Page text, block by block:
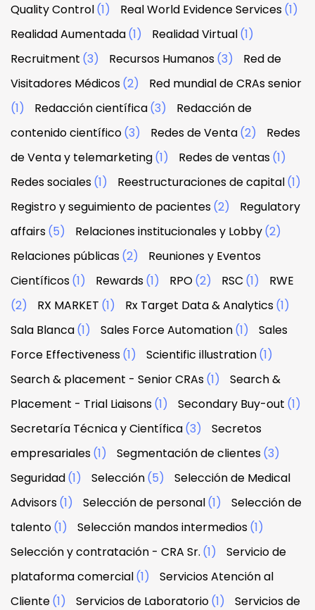
Quality Control(1) Real World Evidence Services(1)
Realidad Aumentada(1) Realidad Virtual(1)
Recruitment (3) Recursos Humanos(3)
Red de
Visitadores Médicos(2)
Red mundial de CRAs senior
(1)
Redacción científica(3)
Redacción de
contenido científico(3) Redes de Venta(2)
Redes
de Venta y telemarketing(1) Redes de ventas(1)
Redes sociales(1) Reestructuraciones de capital(1)
Registro y seguimiento de pacientes(2)
Regulatory
affairs(5) Relaciones institucionales y Lobby(2)
Relaciones públicas(2)
Reuniones y Eventos
Científicos(1) Rewards(1) RPO(2) RSC (1)
RWE
(2)
RX MARKET (1) Rx Target Data & Analytics(1)
Sala Blanca(1) Sales Force Automation(1)
Sales
Force Effectiveness(1) Scientific illustration(1)
Search & placement - Senior CRAs(1)
Search &
Placement - Trial Liaisons(1) Secondary Buy-out (1)
Secretaría Técnica y Científica(3)
Secretos
empresariales(1) Segmentación de clientes(3)
Seguridad(1) Selección(5)
Selección de Medical
Advisors(1) Selección de personal(1)
Selección de
talento(1) Selección mandos intermedios(1)
Selección y contratación - CRA Sr. (1)
Servicio de
plataforma comercial(1)
Servicios Atención al
Cliente(1) Servicios de Laboratorio(1)
Servicios de